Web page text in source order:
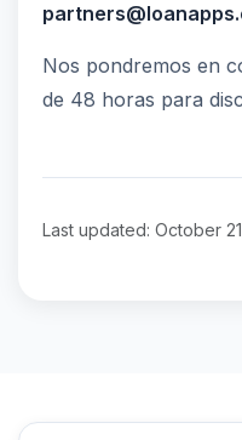
Nos pondremos en
de 48 horas para
Last updated: October